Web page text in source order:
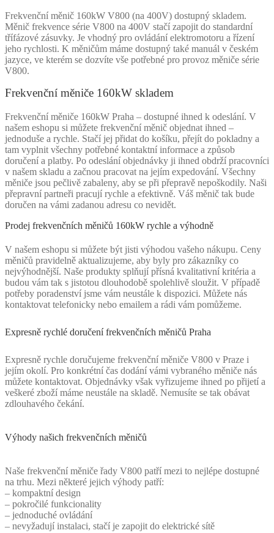
Frekvenční měnič 160kW V800 (na 400V) dostupný skladem.
Měnič frekvence série V800 na 400V stačí zapojit do standardní
třífázové zásuvky. Je vhodný pro ovládání elektromotoru a řízení
jeho rychlosti. K měničům máme dostupný také manuál v českém
jazyce, ve kterém se dozvíte vše potřebné pro provoz měniče série
V800.
Frekvenční měniče 160kW skladem
Frekvenční měniče 160kW Praha – dostupné ihned k odeslání. V
našem eshopu si můžete frekvenční měnič objednat ihned –
jednoduše a rychle. Stačí jej přidat do košíku, přejít do pokladny a
tam vyplnit všechny potřebné kontaktní informace a způsob
doručení a platby. Po odeslání objednávky ji ihned obdrží pracovníci
v našem skladu a začnou pracovat na jejím expedování. Všechny
měniče jsou pečlivě zabaleny, aby se při přepravě nepoškodily. Naši
přepravní partneři pracují rychle a efektivně. Váš měnič tak bude
doručen na vámi zadanou adresu co nevidět.
Prodej frekvenčních měničů 160kW rychle a výhodně
V našem eshopu si můžete být jisti výhodou vašeho nákupu. Ceny
měničů pravidelně aktualizujeme, aby byly pro zákazníky co
nejvýhodnější. Naše produkty splňují přísná kvalitativní kritéria a
budou vám tak s jistotou dlouhodobě spolehlivě sloužit. V případě
potřeby poradenství jsme vám neustále k dispozici. Můžete nás
kontaktovat telefonicky nebo emailem a rádi vám pomůžeme.
Expresně rychlé doručení frekvenčních měničů Praha
Expresně rychle doručujeme frekvenční měniče V800 v Praze i
jejím okolí. Pro konkrétní čas dodání vámi vybraného měniče nás
můžete kontaktovat. Objednávky však vyřizujeme ihned po přijetí a
veškeré zboží máme neustále na skladě. Nemusíte se tak obávat
zdlouhavého čekání.
Výhody našich frekvenčních měničů
Naše frekvenční měniče řady V800 patří mezi to nejlépe dostupné
na trhu. Mezi některé jejich výhody patří:
– kompaktní design
– pokročilé funkcionality
– jednoduché ovládání
– nevyžadují instalaci, stačí je zapojit do elektrické sítě